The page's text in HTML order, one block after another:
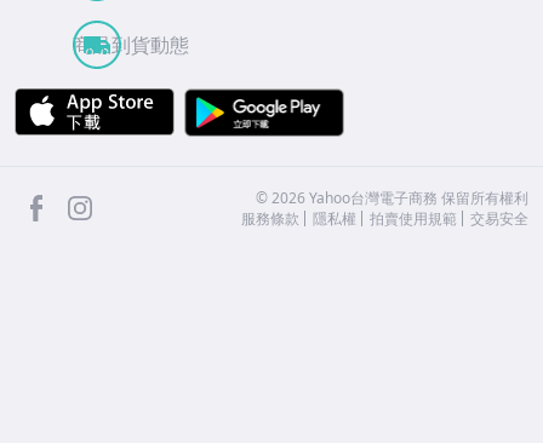
商品到貨動態
APP Store
facebook ©2026 Yahoo台灣電子商務 保留所有權利
服務條款
隱私權 拍賣使用規範 交易安全